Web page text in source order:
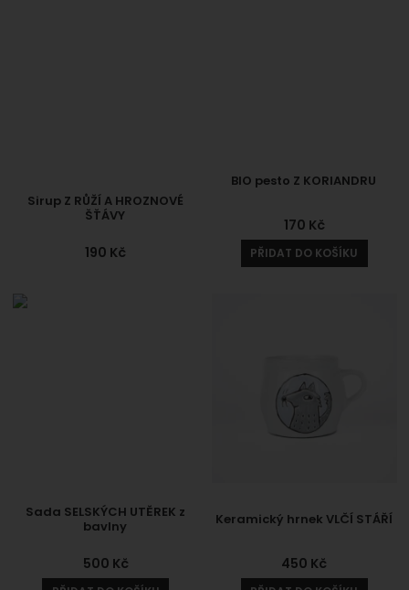
Sirup Z RŮŽÍ A HROZNOVÉ
ŠŤÁVY
190 Kč
BIO pesto Z KORIANDRU
170 Kč
PŘIDAT DO KOŠÍKU
Sada SELSKÝCH UTĚREK z
bavlny
500 Kč
Keramický hrnek VLČÍ STÁŘÍ
450 Kč